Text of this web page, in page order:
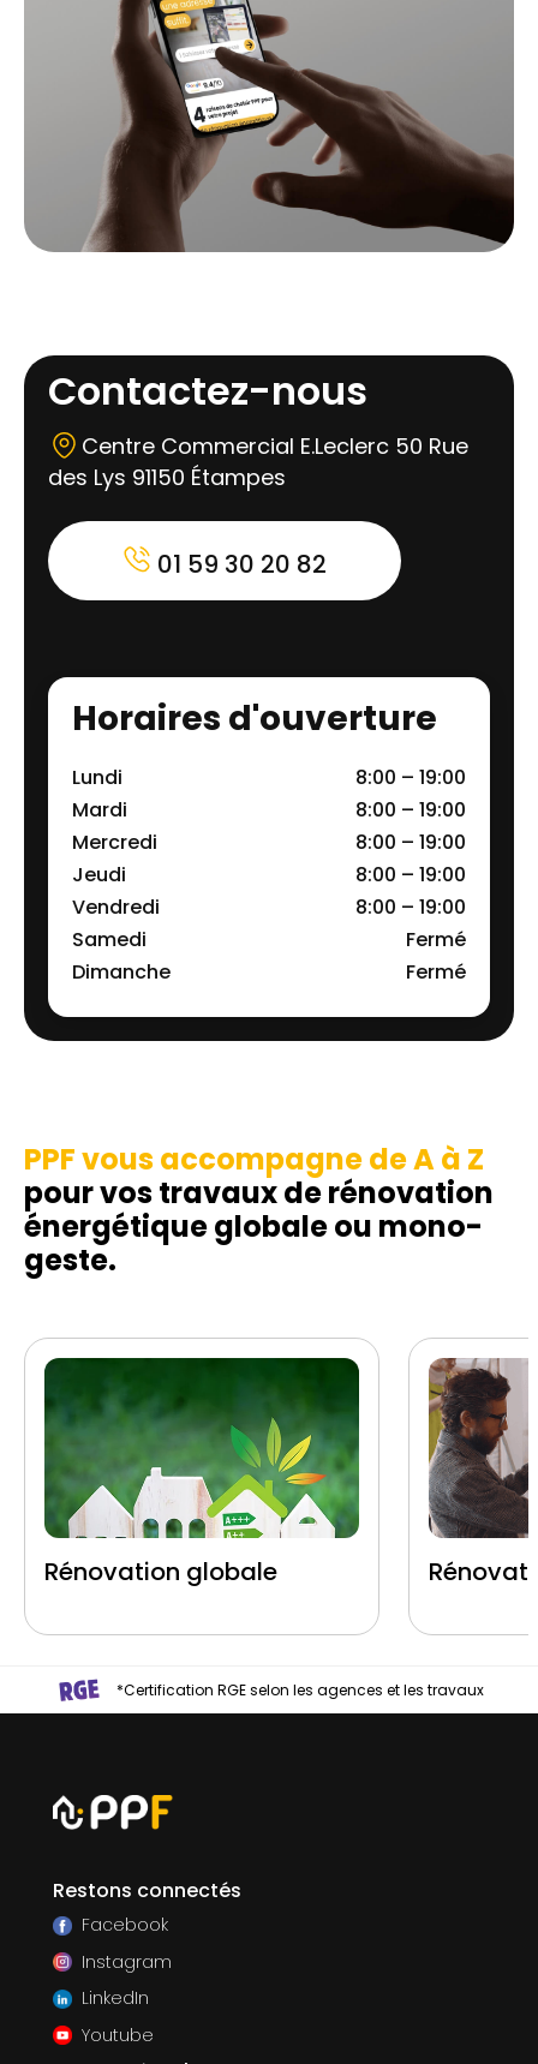
Contactez-nous
Centre Commercial E.Leclerc 50 Rue
des Lys 91150 Étampes
01 59 30 20 82
Horaires d'ouverture
Lundi
8:00 – 19:00
Mardi
8:00 – 19:00
Mercredi
8:00 – 19:00
Jeudi
8:00 – 19:00
Vendredi
8:00 – 19:00
Samedi
Fermé
Dimanche
Fermé
PPF vous accompagne de A à Z
pour vos travaux de rénovation
énergétique globale ou mono-
geste.
Rénovation globale
*Certification RGE selon les agences et les travaux
Restons connectés
Facebook
Instagram
LinkedIn
Youtube